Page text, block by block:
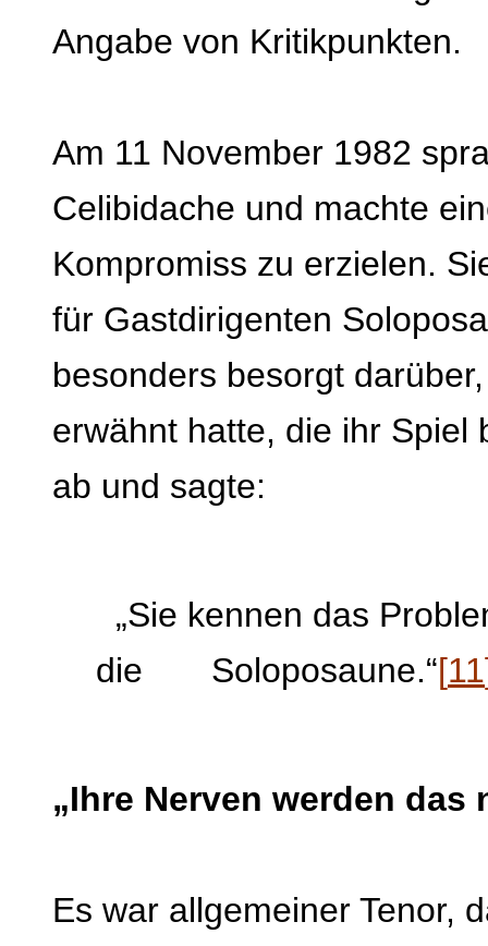
Angabe von Kritikpunkten.
Am 11 November 1982
Celibidache und machte
Kompromiss zu erzielen.
für Gastdirigenten
besonders besorgt
erwähnt hatte, die ihr Spiel
ab und sagte:
„Sie kennen das
die Soloposaune.“[11
„Ihre Nerven werden das
Es war allgemeiner Tenor,